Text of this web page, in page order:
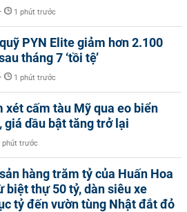
- 1 phút trước
PYN Elite giảm hơn 2.100
tháng 7 ‘tồi tệ’
- 1 phút trước
xét cấm tàu Mỹ qua eo biển
giá dầu bật tăng trở lại
phút trước
hàng trăm tỷ của Huấn Hoa
biệt thự 50 tỷ, dàn siêu xe
tỷ đến vườn tùng Nhật đắt đỏ